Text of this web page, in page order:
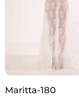
Maritta-180